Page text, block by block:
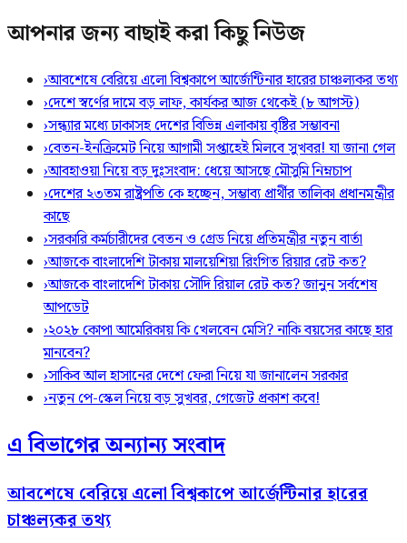
আপনার জন্য বাছাই করা কিছু নিউজ
›আবশেষে বেরিয়ে এলো বিশ্বকাপে আর্জেন্টিনার হারের চাঞ্চল্যকর তথ্য
›দেশে স্বর্ণের দামে বড় লাফ, কার্যকর আজ থেকেই (৮ আগস্ট)
›সন্ধ্যার মধ্যে ঢাকাসহ দেশের বিভিন্ন এলাকায় বৃষ্টির সম্ভাবনা
›বেতন-ইনক্রিমেট নিয়ে আগামী সপ্তাহেই মিলবে সুখবর! যা জানা গেল
›আবহাওয়া নিয়ে বড় দুঃসংবাদ: ধেয়ে আসছে মৌসুমি নিম্নচাপ
›দেশের ২৩তম রাষ্ট্রপতি কে হচ্ছেন, সম্ভাব্য প্রার্থীর তালিকা প্রধানমন্ত্রীর
কাছে
›সরকারি কর্মচারীদের বেতন ও গ্রেড নিয়ে প্রতিমন্ত্রীর নতুন বার্তা
›আজকে বাংলাদেশি টাকায় মালয়েশিয়া রিংগিত রিয়ার রেট কত?
›আজকে বাংলাদেশি টাকায় সৌদি রিয়াল রেট কত? জানুন সর্বশেষ
আপডেট
›২০২৮ কোপা আমেরিকায় কি খেলবেন মেসি? নাকি বয়সের কাছে হার
মানবেন?
›সাকিব আল হাসানের দেশে ফেরা নিয়ে যা জানালেন সরকার
›নতুন পে-স্কেল নিয়ে বড় সুখবর, গেজেট প্রকাশ কবে!
এ বিভাগের অন্যান্য সংবাদ
আবশেষে বেরিয়ে এলো বিশ্বকাপে আর্জেন্টিনার হারের
চাঞ্চল্যকর তথ্য